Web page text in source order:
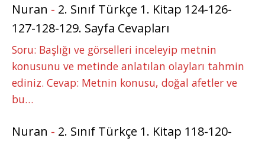
Nuran - 2. Sınıf Türkçe 1. Kitap 124-126-
127-128-129. Sayfa Cevapları
Soru: Başlığı ve görselleri inceleyip metnin
konusunu ve metinde anlatılan olayları tahmin
ediniz. Cevap: Metnin konusu, doğal afetler ve
bu…
Nuran - 2. Sınıf Türkçe 1. Kitap 118-120-